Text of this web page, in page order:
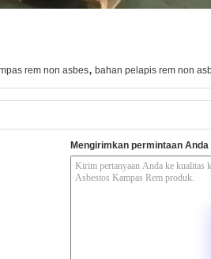
rem non asbes, bahan pelapis rem non
Mengirimkan permintaan